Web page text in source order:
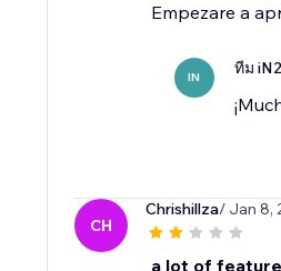
Empezare a
IN ทีม
CH
Chrishillza/ Jan 8,
a lot of